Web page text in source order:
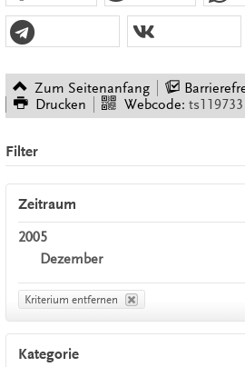
Zum Seitenanfang
Drucken
Webcode: ts119733
Filter
Zeitraum
2005
Dezember
Kriterium entfernen
Kategorie